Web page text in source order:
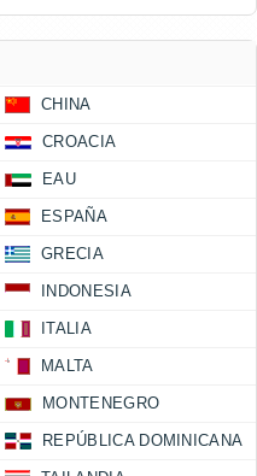
CHINA
CROACIA
EAU
ESPAÑA
GRECIA
INDONESIA
ITALIA
MALTA
MONTENEGRO
REPÚBLICA DOMINICANA